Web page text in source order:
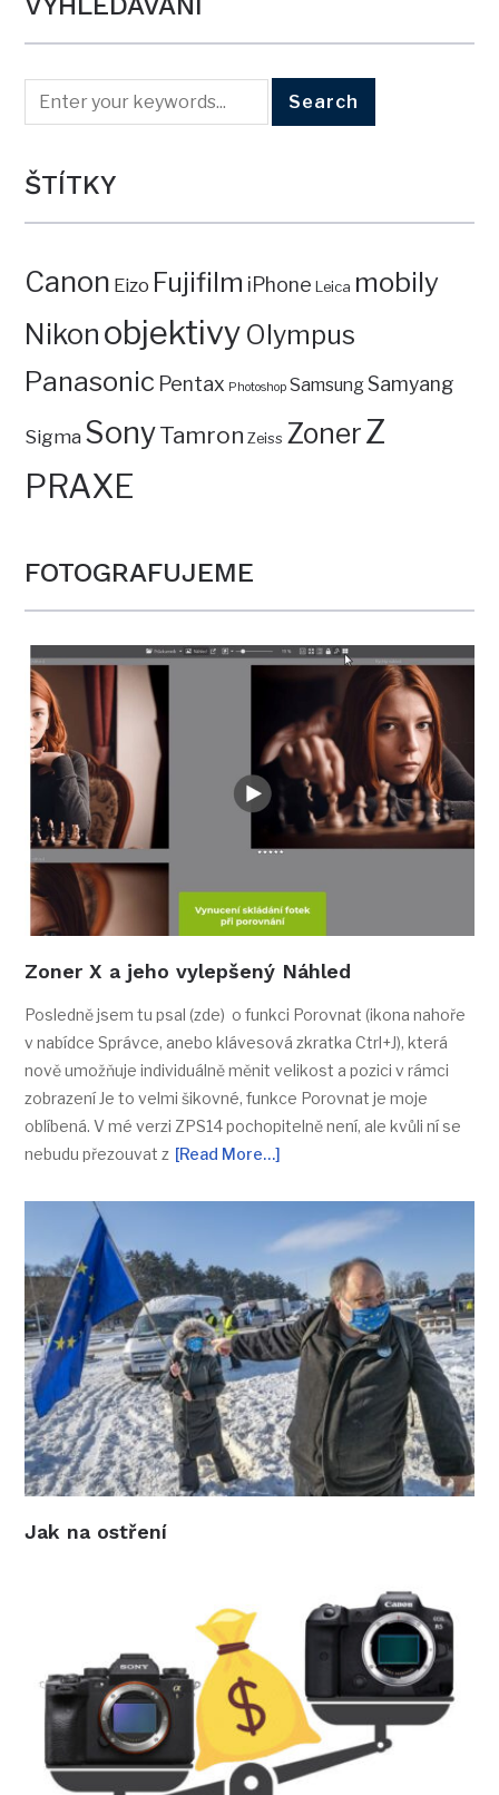
ŠTÍTKY
Canon Eizo Fujifilm iPhone Leica mobily
Nikon objektivy Olympus
Panasonic Pentax Photoshop SamsungSamyang
Sigma SonyTamron Zeiss ZonerZ
PRAXE
FOTOGRAFUJEME
Zoner X a jeho vylepšený Náhled
Posledně jsem tu psal (zde) o funkci Porovnat (ikona nahoře
v nabídce Správce, anebo klávesová zkratka Ctrl+J), která
nově umožňuje individuálně měnit velikost a pozici v rámci
zobrazení Je to velmi šikovné, funkce Porovnat je moje
oblíbená. V mé verzi ZPS14 pochopitelně není, ale kvůli ní se
nebudu přezouvat z [Read More…]
Jak na ostření